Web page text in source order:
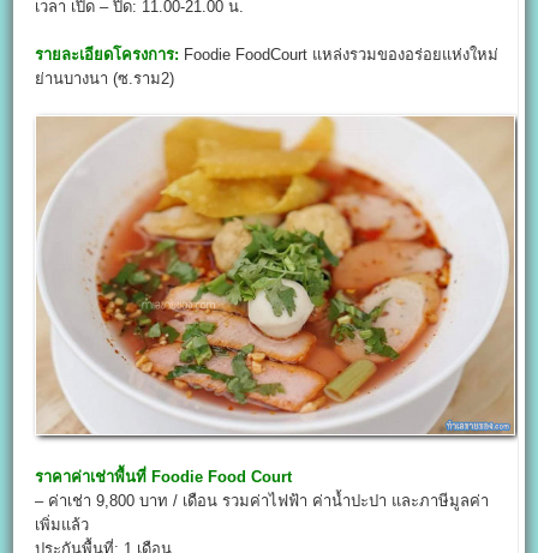
เวลา เปิด – ปิด: 11.00-21.00 น.
รายละเอียดโครงการ: Foodie FoodCourt แหล่งรวมของอร่อยแห่งใหม่
ย่านบางนา (ซ.ราม2)
ราคาค่าเช่าพื้นที่ Foodie Food Court
– ค่าเช่า 9,800 บาท / เดือน รวมค่าไฟฟ้า ค่าน้ำปะปา และภาษีมูลค่า
เพิ่มแล้ว
ประกันพื้นที่: 1 เดือน